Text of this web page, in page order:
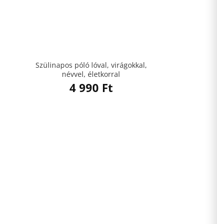
Szülinapos póló lóval, virágokkal,
névvel, életkorral
4 990 Ft